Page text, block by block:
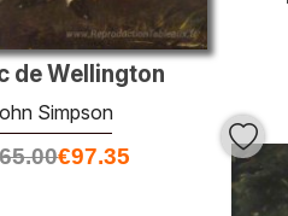
de Wellington
Simpson
€97.35